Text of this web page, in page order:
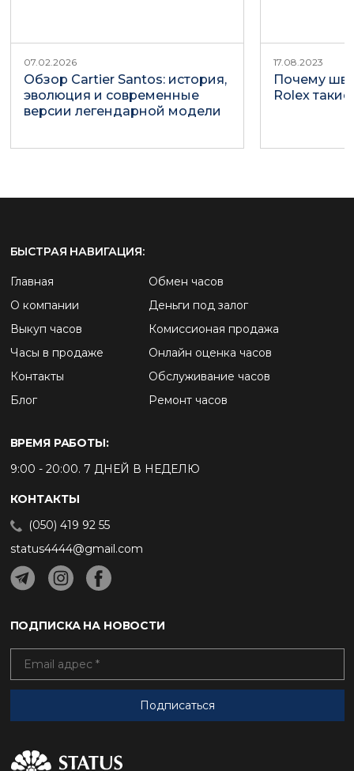
07.02.2026
Обзор Cartier Santos: история,
эволюция и современные
версии легендарной модели
17.08.2023
Почему
Rolex
БЫСТРАЯ НАВИГАЦИЯ:
Главная
О компании
Выкуп часов
Часы в продаже
Контакты
Блог
Обмен часов
Деньги под залог
Комиссионая продажа
Онлайн оценка часов
Обслуживание часов
Ремонт часов
ВРЕМЯ РАБОТЫ:
9:00 - 20:00. 7 ДНЕЙ В НЕДЕЛЮ
КОНТАКТЫ
(050) 419 92 55
status4444@gmail.com
ПОДПИСКА НА НОВОСТИ